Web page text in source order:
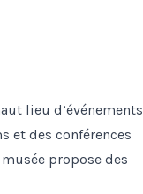
lieu d’événements
et des conférences
propose des